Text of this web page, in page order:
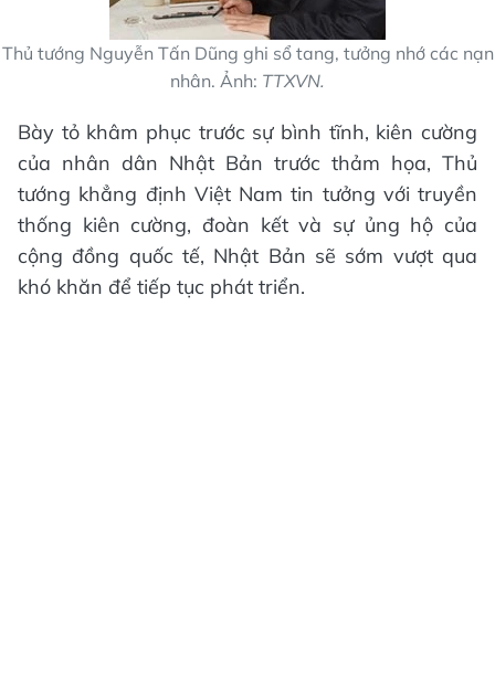
Thủ tướng Nguyễn Tấn Dũng ghi sổ tang, tưởng nhớ các nạn
nhân. Ảnh: TTXVN.
Bày tỏ khâm phục trước sự bình tĩnh, kiên cường
của nhân dân Nhật Bản trước thảm họa, Thủ
tướng khẳng định Việt Nam tin tưởng với truyền
thống kiên cường, đoàn kết và sự ủng hộ của
cộng đồng quốc tế, Nhật Bản sẽ sớm vượt qua
khó khăn để tiếp tục phát triển.